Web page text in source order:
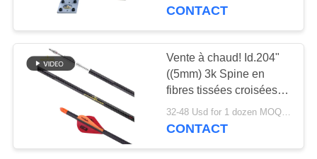
SUJET
DE
NOUS
VISITE
D'USINE
Chasse des flèches
91
CONTACT
Vente à chaud! Id.204"
((5mm) 3k Spine en
fibres tissées croisées
250/3000/350/400/500
Turquie et cerf Saison
32-48 Usd for 1 dozen MOQ:2 douzaines
CONTACT